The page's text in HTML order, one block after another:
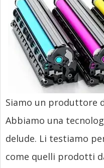
Siamo un produttore
Abbiamo una
delude. Li testiamo
come quelli prodotti